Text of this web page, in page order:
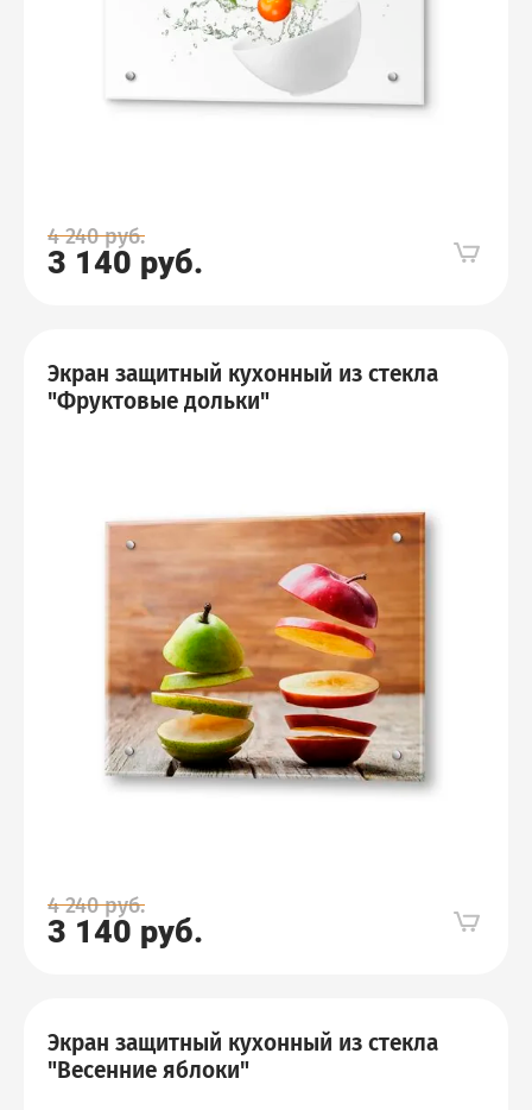
4 240руб.
3 140 руб.
Экран защитный кухонный из стекла
"Фруктовые дольки"
4 240руб.
3 140 руб.
Экран защитный кухонный из стекла
"Весенние яблоки"